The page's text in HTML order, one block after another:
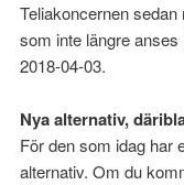
Teliakoncernen
som inte längre
2018-04-03.
Nya alternativ,
För den som idag har
alternativ. Om du